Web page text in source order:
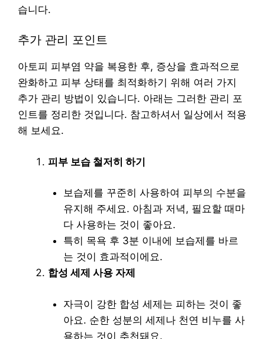
습니다.
추가 관리 포인트
아토피 피부염 약을 복용한 후, 증상을 효과적으로
완화하고 피부 상태를 최적화하기 위해 여러 가지
추가 관리 방법이 있습니다. 아래는 그러한 관리 포
인트를 정리한 것입니다. 참고하셔서 일상에서 적용
해 보세요.
피부 보습 철저히 하기
보습제를 꾸준히 사용하여 피부의 수분을
유지해 주세요. 아침과 저녁, 필요할 때마
다 사용하는 것이 좋아요.
특히 목욕 후 3분 이내에 보습제를 바르
는 것이 효과적이에요.
합성 세제 사용 자제
자극이 강한 합성 세제는 피하는 것이 좋
아요. 순한 성분의 세제나 천연 비누를 사
용하는 것이 추천돼요.